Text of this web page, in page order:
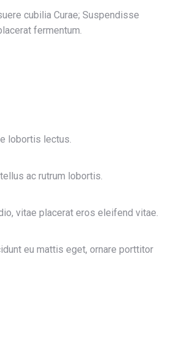
cubilia Curae; Suspendisse
fermentum.
lobortis lectus.
ac rutrum lobortis.
vitae placerat eros eleifend vitae.
eu mattis eget, ornare porttitor